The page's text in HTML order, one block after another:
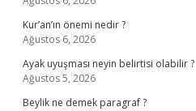
Kur’an’ın önemi nedir ?
Ağustos 6, 2026
Ayak uyuşması neyin belirtisi olabilir ?
Ağustos 5, 2026
Beylik ne demek paragraf ?